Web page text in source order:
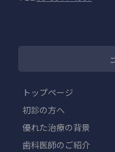
トップページ
初診の方へ
優れた治療の背景
歯科医師のご紹介